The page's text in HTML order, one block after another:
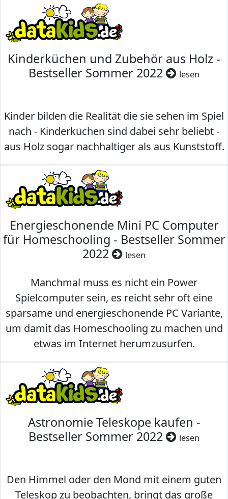
Kinderküchen und Zubehör aus Holz -
Bestseller Sommer 2022
lesen
Kinder bilden die Realität die sie sehen im Spiel
nach - Kinderküchen sind dabei sehr beliebt -
aus Holz sogar nachhaltiger als aus Kunststoff.
Energieschonende Mini PC Computer
für Homeschooling - Bestseller Sommer
2022
lesen
Manchmal muss es nicht ein Power
Spielcomputer sein, es reicht sehr oft eine
sparsame und energieschonende PC Variante,
um damit das Homeschooling zu machen und
etwas im Internet herumzusurfen.
Astronomie Teleskope kaufen -
Bestseller Sommer 2022
lesen
Den Himmel oder den Mond mit einem guten
Teleskop zu beobachten, bringt das große